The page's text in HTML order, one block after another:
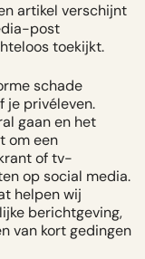
artikel verschijnt
post
toekijkt.
schade
je privéleven.
gaan en het
om een
of tv-
op social media.
helpen wij
berichtgeving,
van kort gedingen